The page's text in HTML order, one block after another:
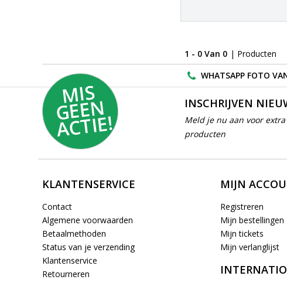
1 - 0 Van 0 | Producten
WHATSAPP FOTO
MI
S
G
E
E
N
A
C
TI
E!
INSCHRIJVEN
Meld je nu aan voor
producten
KLANTENSERVICE
Contact
Algemene voorwaarden
Betaalmethoden
Status van je verzending
Klantenservice
Retourneren
MIJN
Registreren
Mijn bestellingen
Mijn tickets
Mijn verlanglijst